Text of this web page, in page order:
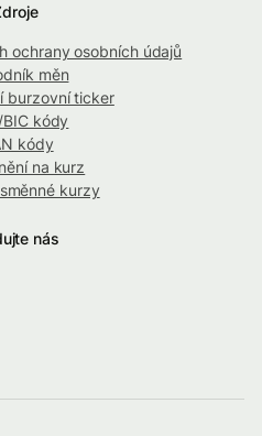
ochrany osobních údajů
měn
burzovní ticker
kódy
kódy
na kurz
kurzy
nás